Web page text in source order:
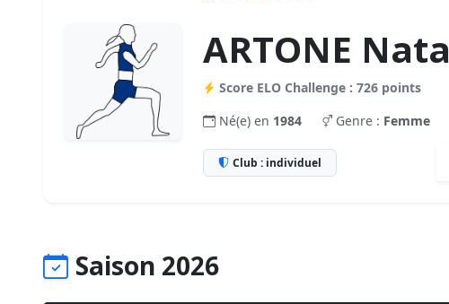
ARTONE
Score ELO Challenge : 726 points
Né(e) en 1984 Genre : Femme
Club : individuel
Saison 2026